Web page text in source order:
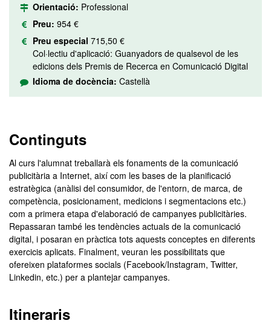
Orientació: Professional
Preu: 954 €
Preu especial 715,50 €
Col·lectiu d'aplicació: Guanyadors de qualsevol de les
edicions dels Premis de Recerca en Comunicació Digital
Idioma de docència: Castellà
Continguts
Al curs l'alumnat treballarà els fonaments de la comunicació
publicitària a Internet, així com les bases de la planificació
estratègica (anàlisi del consumidor, de l'entorn, de marca, de
competència, posicionament, medicions i segmentacions etc.)
com a primera etapa d'elaboració de campanyes publicitàries.
Repassaran també les tendències actuals de la comunicació
digital, i posaran en pràctica tots aquests conceptes en diferents
exercicis aplicats. Finalment, veuran les possibilitats que
ofereixen plataformes socials (Facebook/Instagram, Twitter,
Linkedin, etc.) per a plantejar campanyes.
Itineraris